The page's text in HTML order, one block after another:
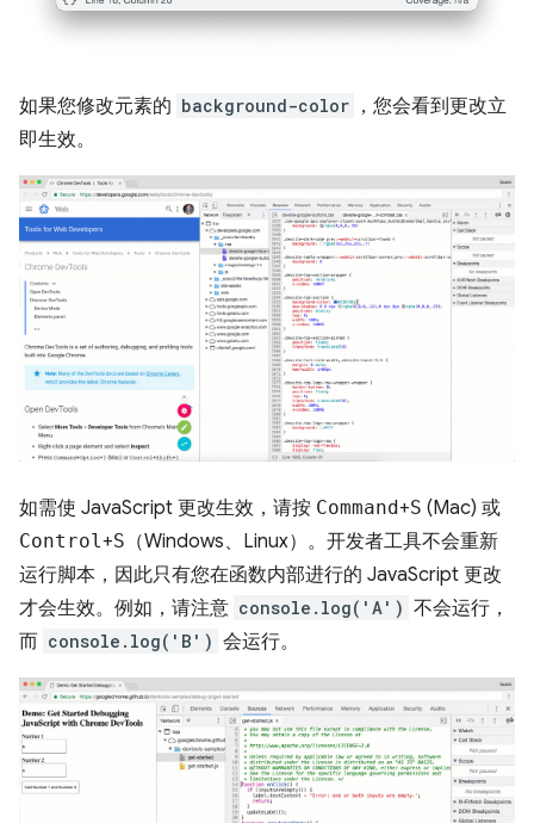
如果您修改元素的 background-color ，您会看到更改立
即生效。
如需使 JavaScript 更改生效，请按 Command+S (Mac) 或
Control+S （Windows、Linux）。开发者工具不会重新
运行脚本，因此只有您在函数内部进行的 JavaScript 更改
才会生效。例如，请注意 console.log('A') 不会运行，
而 console.log('B') 会运行。